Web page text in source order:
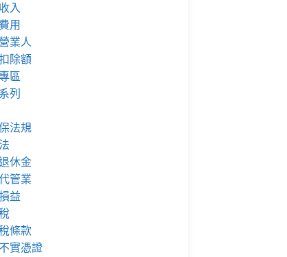
入
用
業人
除額
區
列
法規
休金
管業
益
條款
實憑證